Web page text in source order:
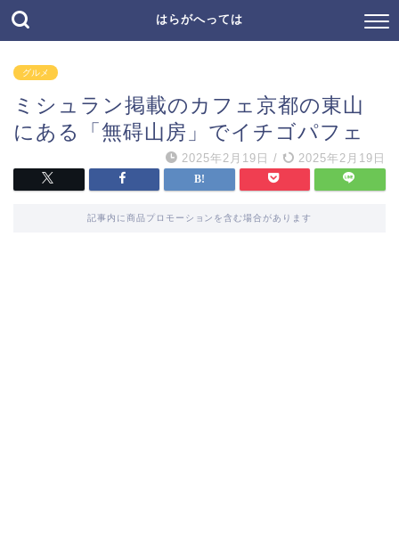
はらがへっては
グルメ
ミシュラン掲載のカフェ京都の東山
にある「無碍山房」でイチゴパフェ
2025年2月19日 / 2025年2月19日
記事内に商品プロモーションを含む場合があります